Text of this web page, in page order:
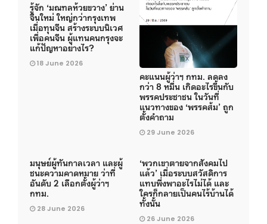
รู้จัก ‘มณฑลห้วยขวาง’ ย่าน
จีนใหม่ ใหญ่กว่ากรุงเทพ
เมื่อทุนจีน สร้างระบบนิเวศ
เพื่อคนจีน ผู้แทนคนกรุงจะ
แก้ปัญหาอย่างไร?
18 June 2026
คะแนนผู้ว่าฯ กทม. ลดลง
กว่า 8 หมื่น เกิดอะไรขึ้นกับ
พรรคประชาชน ในวันที่
แนวทางของ ‘พรรคส้ม’ ถูก
ตั้งคำถาม
29 June 2026
มนุษย์ผู้ทันกาลเวลา และผู้
ชนะความคาดหมาย ว่าที่
อันดับ 2 เลือกตั้งผู้ว่าฯ
กทม.
28 June 2026
‘พวกเขาตายจากสังคมไป
แล้ว’ เมื่อระบบสวัสดิการ
แทบพึ่งพาอะไรไม่ได้ และ
ใครก็กลายเป็นคนไร้บ้านได้
ทั้งนั้น
26 June 2026